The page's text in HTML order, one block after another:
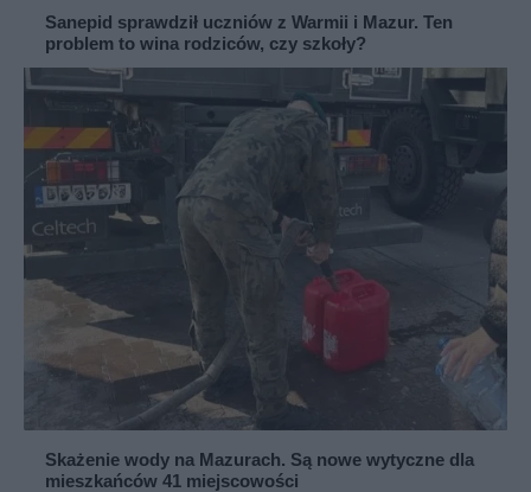
Sanepid sprawdził uczniów z Warmii i Mazur. Ten
problem to wina rodziców, czy szkoły?
Skażenie wody na Mazurach. Są nowe wytyczne dla
mieszkańców 41 miejscowości